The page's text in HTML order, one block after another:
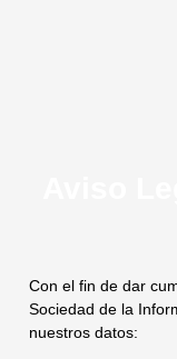
Con el fin de dar
Sociedad de la
nuestros datos: